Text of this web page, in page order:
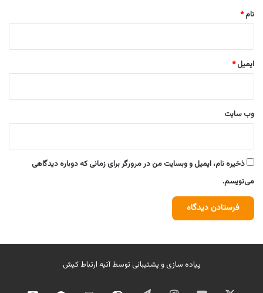
نام*
ایمیل*
وب‌ سایت
ذخیره نام، ایمیل و وبسایت من در مرورگر برای زمانی که دوباره دیدگاهی
می‌نویسم.
پیاده سازی و پشتیبانی توسطآتیه ارتباط کیش